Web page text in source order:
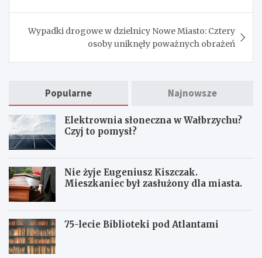
Wypadki drogowe w dzielnicy Nowe Miasto: Cztery
osoby uniknęły poważnych obrażeń
Popularne Najnowsze
Elektrownia słoneczna w Wałbrzychu?
Czyj to pomysł?
Nie żyje Eugeniusz Kiszczak.
Mieszkaniec był zasłużony dla miasta.
75-lecie Biblioteki pod Atlantami